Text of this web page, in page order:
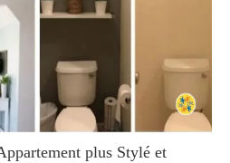
plus Stylé et